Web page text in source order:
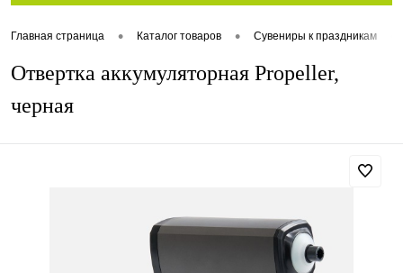
Главная страница • Каталог товаров • Сувениры к праздникам
Отвертка аккумуляторная Propeller,
черная